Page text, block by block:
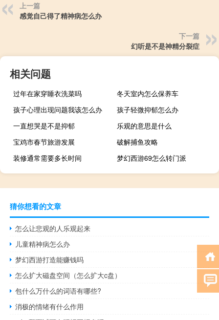
上一篇
感觉自己得了精神病怎么办
下一篇
幻听是不是神精分裂症
相关问题
过年在家穿睡衣洗菜吗
冬天室内怎么保养车
孩子心理出现问题我该怎么办
孩子轻微抑郁怎么办
一直想哭是不是抑郁
乐观的意思是什么
宝鸡市春节旅游发展
破解捕鱼攻略
装修通常需要多长时间
梦幻西游69怎么转门派
猜你想看的文章
怎么让悲观的人乐观起来
儿童精神病怎么办
梦幻西游打造能赚钱吗
怎么扩大磁盘空间（怎么扩大c盘）
包什么万什么的词语有哪些?
消极的情绪有什么作用